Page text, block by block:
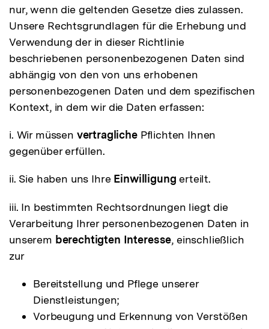
nur, wenn die geltenden Gesetze dies zulassen.
Unsere Rechtsgrundlagen für die Erhebung und
Verwendung der in dieser Richtlinie
beschriebenen personenbezogenen Daten sind
abhängig von den von uns erhobenen
personenbezogenen Daten und dem spezifischen
Kontext, in dem wir die Daten erfassen:
i. Wir müssen vertraglichePflichten Ihnen
gegenüber erfüllen.
ii. Sie haben uns Ihre Einwilligung erteilt.
iii. In bestimmten Rechtsordnungen liegt die
Verarbeitung Ihrer personenbezogenen Daten in
unserem berechtigten Interesse, einschließlich
zur
Bereitstellung und Pflege unserer
Dienstleistungen;
Vorbeugung und Erkennung von Verstößen